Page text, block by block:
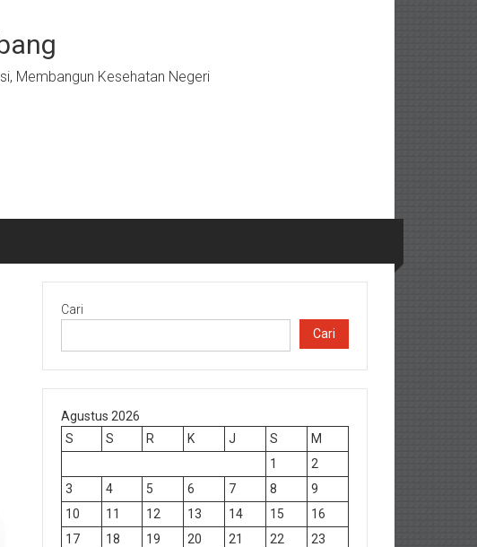
Membangun Kesehatan Negeri
Cari
Cari
Agustus 2026
S
S R K J S
M
1
2
3
4 5 6 7 8
9
10
11 12 13 14 15
16
17
18 19 20 21 22
23